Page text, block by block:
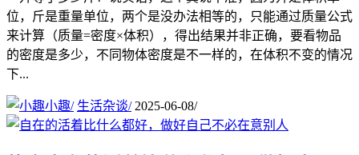
位，斤是重量单位，两个是没办法相等的，只能通过质量公式
来计算（质量=密度×体积），得出结果并非正确，要看物品
的密度是多少，不同物体密度是不一样的，在体积不变的情况
下...
小趣/ 生活杂谈/ 2025-06-08/